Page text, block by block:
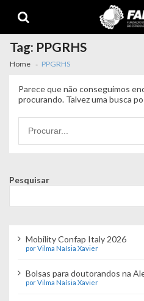
navigation
content
Tag: PPGRHS
Home PPGRHS
Parece que não conseguimos
procurando. Talvez uma busca
por:
Pesquisar
Mobility Confap Italy 2026
por Vilma Naísia Xavier
Bolsas para doutorandos na
por Vilma Naísia Xavier